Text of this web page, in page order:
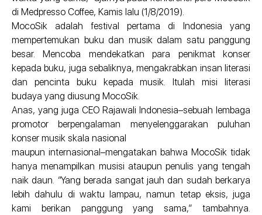
di Medpresso Coffee, Kamis lalu (1/8/2019).
MocoSik adalah festival pertama di Indonesia yang
mempertemukan buku dan musik dalam satu panggung
besar. Mencoba mendekatkan para penikmat konser
kepada buku, juga sebaliknya, mengakrabkan insan literasi
dan pencinta buku kepada musik. Itulah misi literasi
budaya yang diusung MocoSik.
Anas, yang juga CEO Rajawali Indonesia–sebuah lembaga
promotor berpengalaman menyelenggarakan puluhan
konser musik skala nasional
maupun internasional–mengatakan bahwa MocoSik tidak
hanya menampilkan musisi ataupun penulis yang tengah
naik daun. “Yang berada sangat jauh dan sudah berkarya
lebih dahulu di waktu lampau, namun tetap eksis, juga
kami berikan panggung yang sama,” tambahnya.